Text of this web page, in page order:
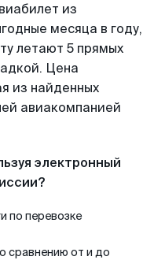
из
месяца в году,
летают 5 прямых
Цена
из найденных
авиакомпанией
электронный
по перевозке
сравнению от и до